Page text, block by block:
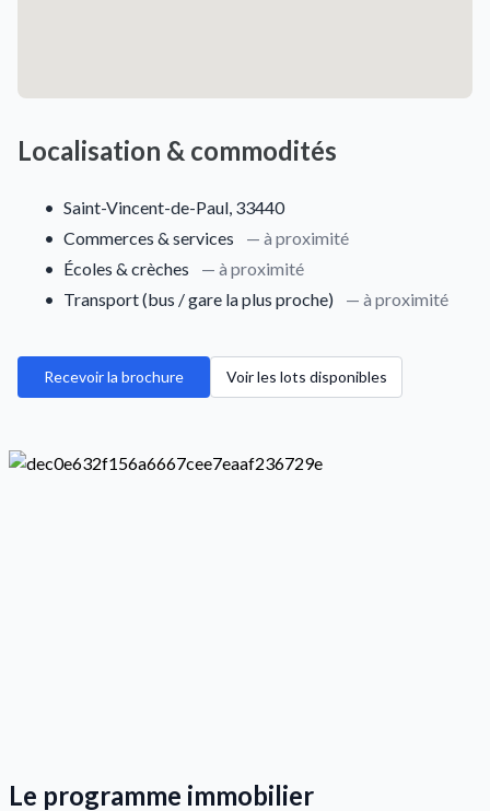
Localisation & commodités
• Saint-Vincent-de-Paul, 33440
• Commerces & services
— à proximité
• Écoles & crèches
— à proximité
• Transport (bus / gare la plus proche) — à proximité
Recevoir la brochure Voir les lots disponibles
Le programme immobilier